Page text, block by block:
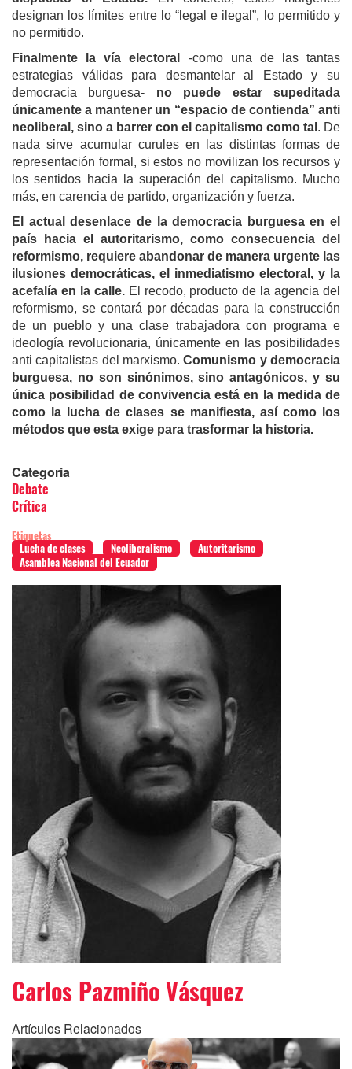
designan los límites entre lo “legal e ilegal”, lo permitido y
no permitido.
Finalmente la vía electoral
-como una de las tantas
estrategias válidas para desmantelar al Estado y su
democracia burguesa- no puede estarsupeditada
únicamente a mantener un “espacio de contienda” anti
neoliberal, sino a barrer con el capitalismo como tal . De
nada sirve acumular curules en las distintas formas de
representación formal, si estos no movilizan los recursos y
los sentidos hacia la superación del capitalismo. Mucho
más, en carencia de partido, organización y fuerza.
El actual desenlace de la democracia burguesa en el
país hacia el autoritarismo, como consecuencia del
reformismo, requiere abandonar de manera urgente las
ilusiones democráticas, el inmediatismo electoral, y la
acefalía en la calle.El recodo, producto de la agencia del
reformismo, se contará por décadas para la construcción
de un pueblo y una clase trabajadora con programa e
ideología revolucionaria, únicamente en las posibilidades
anti capitalistas del marxismo.Comunismo y democracia
burguesa, no son sinónimos, sino antagónicos, y su
única posibilidad de convivencia está en la medida de
como la lucha de clases se manifiesta, así como los
métodos que esta exige para trasformar la historia.
Categoria
Debate
Crítica
Etiquetas
Lucha de clases
Neoliberalismo
Autoritarismo
Asamblea Nacional del Ecuador
Carlos Pazmiño Vásquez
Artículos Relacionados